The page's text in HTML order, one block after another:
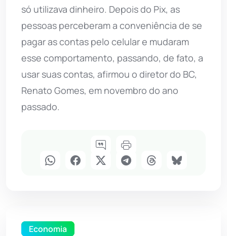
só utilizava dinheiro. Depois do Pix, as
pessoas perceberam a conveniência de se
pagar as contas pelo celular e mudaram
esse comportamento, passando, de fato, a
usar suas contas, afirmou o diretor do BC,
Renato Gomes, em novembro do ano
passado.
Economia